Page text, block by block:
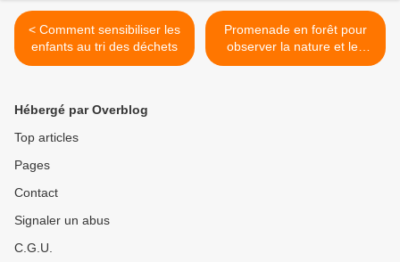
< Comment sensibiliser les
enfants au tri des déchets
Promenade en forêt pour
observer la nature et les
insectes >
Hébergé par Overblog
Top articles
Pages
Contact
Signaler un abus
C.G.U.